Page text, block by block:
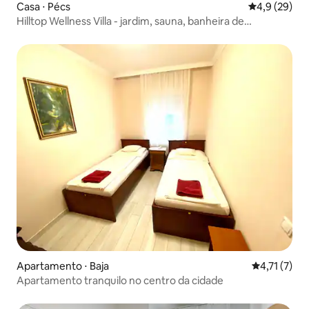
Casa ⋅ Pécs 4,9 de uma
4,9 (29)
Hilltop Wellness Villa - jardim, sauna, banheira de
Apartamento ⋅ Baja 4,71 de
4,71 (7)
Apartamento tranquilo no centro da cidade